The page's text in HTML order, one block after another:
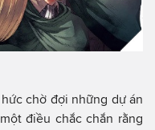
chờ đợi những dự án
điều chắc chắn rằng